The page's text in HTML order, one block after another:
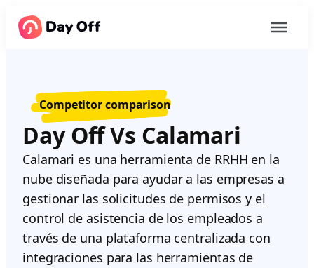
Competitor comparison
Day Off Vs Calamari
Calamari es una herramienta de RRHH en la
nube diseñada para ayudar a las empresas a
gestionar las solicitudes de permisos y el
control de asistencia de los empleados a
través de una plataforma centralizada con
integraciones para las herramientas de